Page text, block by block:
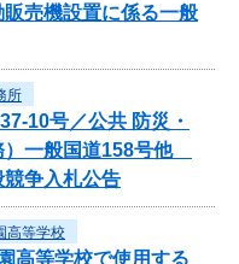
売機設置に係る一般
所
10号／公共 防災・
）一般国道158号他
争入札公告
高等学校
高等学校で使用する